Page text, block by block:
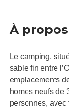
À propos
Le camping,
sable fin entre
emplacements
homes neufs de
personnes, avec